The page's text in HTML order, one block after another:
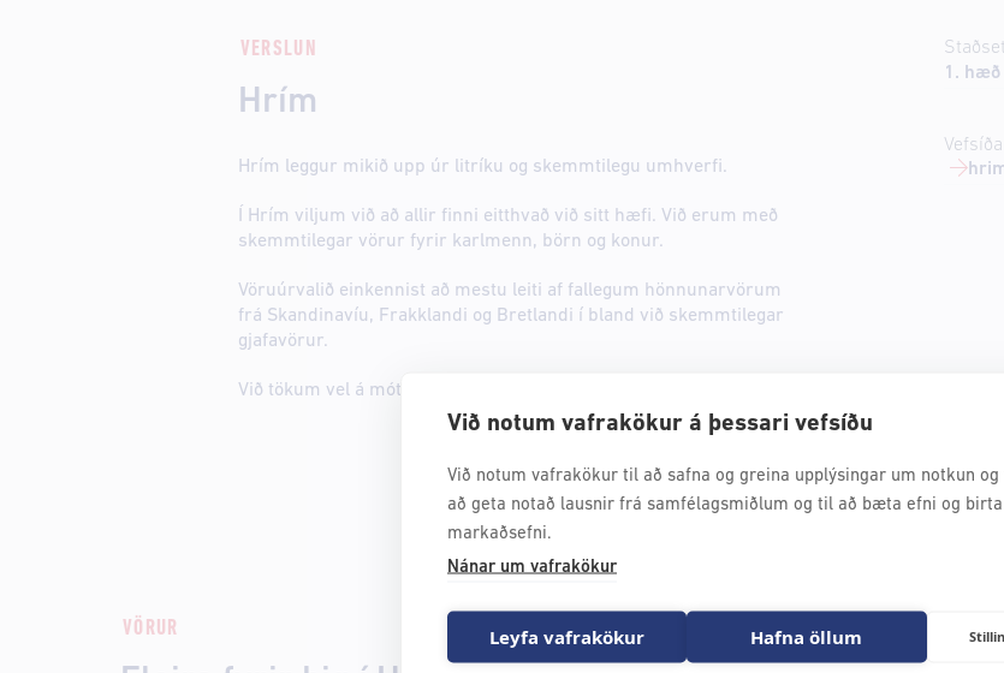
Við notum vafrakökur á þessari vefsíðu
Við notum vafrakökur til að safna og greina upplýsingar um notkun
að geta notað lausnir frá samfélagsmiðlum og til að bæta efni og
markaðsefni.
Nánar um vafrakökur
Leyfa vafrakökur Hafna öllum
VERSLUN
Hrím
Hrím leggur mikið upp úr litríku og skemmtilegu umhverfi.
Í Hrím viljum við að allir finni eitthvað við sitt hæfi. Við erum með
skemmtilegar vörur fyrir karlmenn, börn og konur.
Vöruúrvalið einkennist að mestu leiti af fallegum hönnunarvörum
frá Skandinavíu, Frakklandi og Bretlandi í bland við skemmtilegar
gjafavörur.
Við tökum vel á móti ykkur!
1. hæð
Vefsíða
VÖRUR